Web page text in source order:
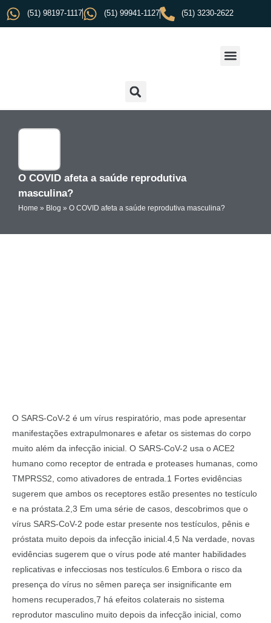
(51) 98197-1117 (51) 99941-1127 (51) 3230-2622
O COVID afeta a saúde reprodutiva
masculina?
Home » Blog » O COVID afeta a saúde reprodutiva masculina?
O SARS-CoV-2 é um vírus respiratório, mas pode apresentar
manifestações extrapulmonares e afetar os sistemas do corpo
muito além da infecção inicial. O SARS-CoV-2 usa o ACE2
humano como receptor de entrada e proteases humanas, como
TMPRSS2, como ativadores de entrada.1 Fortes evidências
sugerem que ambos os receptores estão presentes no testículo
e na próstata.2,3 Em uma série de casos, descobrimos que o
vírus SARS-CoV-2 pode estar presente nos testículos, pênis e
próstata muito depois da infecção inicial.4,5 Na verdade, novas
evidências sugerem que o vírus pode até manter habilidades
replicativas e infecciosas nos testículos.6 Embora o risco da
presença do vírus no sêmen pareça ser insignificante em
homens recuperados,7 há efeitos colaterais no sistema
reprodutor masculino muito depois da infecção inicial, como